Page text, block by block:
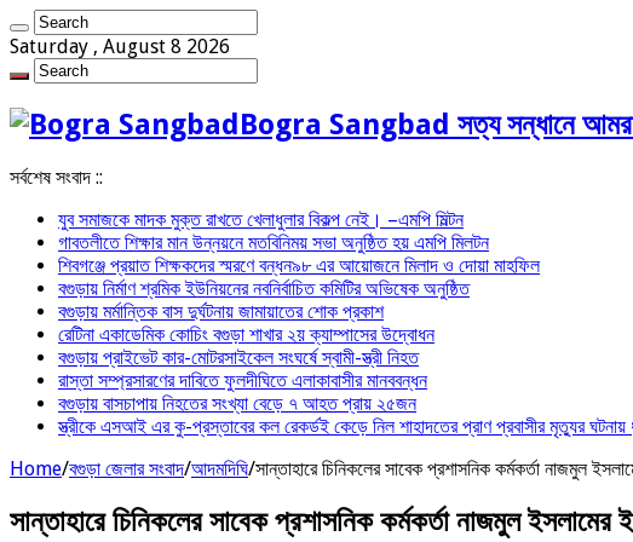
Saturday , August 8 2026
Bogra Sangbad সত্য সন্ধানে
সর্বশেষ সংবাদ ::
যুব সমাজকে মাদক মুক্ত রাখতে খেলাধুলার বিকল্প নেই। –এমপি মিল্টন
‎গাবতলীতে শিক্ষার মান উন্নয়নে ‎মতবিনিময় সভা অনুষ্ঠিত হয় ‎এমপি মিলটন
শিবগঞ্জে প্রয়াত শিক্ষকদের স্মরণে বন্ধন৯৮ এর আয়োজনে মিলাদ ও দোয়া মাহফিল
বগুড়ায় নির্মাণ শ্রমিক ইউনিয়নের নবনির্বাচিত কমিটির অভিষেক অনুষ্ঠিত
বগুড়ায় মর্মান্তিক বাস দুর্ঘটনায় জামায়াতের শোক প্রকাশ
রেটিনা একাডেমিক কোচিং বগুড়া শাখার ২য় ক্যাম্পাসের উদ্বোধন
বগুড়ায় প্রাইভেট কার-মোটরসাইকেল সংঘর্ষে স্বামী-স্ত্রী নিহত
রাস্তা সম্প্রসারণের দাবিতে ফুলদীঘিতে এলাকাবাসীর মানববন্ধন
বগুড়ায় বাসচাপায় নিহতের সংখ্যা বেড়ে ৭ আহত প্রায় ২৫জন
স্ত্রীকে এসআই এর কু-প্রস্তাবের কল রেকর্ডই কেড়ে নিল শাহাদতের প্রাণ প্রবাসীর মৃত্যুর ঘটনায়
Home/বগুড়া জেলার সংবাদ/আদমদিঘি/সান্তাহারে চিনিকলের সাবেক প্রশাসনিক কর্মকর্তা নাজমুল
সান্তাহারে চিনিকলের সাবেক প্রশাসনিক কর্মকর্তা নাজমুল ইসলামের